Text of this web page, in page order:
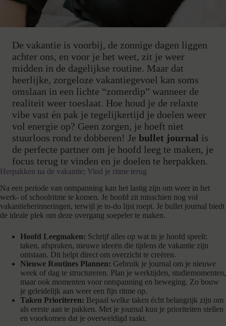
De vakantie is voorbij, de zonnige dagen liggen
achter ons, en voor je het weet, zit je weer
midden in de dagelijkse routine. Maar dat
heerlijke, zorgeloze vakantiegevoel kan soms
omslaan in een lichte “zomerdip” wanneer de
realiteit weer toeslaat. Hoe houd je de relaxte
vibe vast én pak je tegelijkertijd je doelen weer
vol energie op? Geen zorgen, je hoeft niet
stuurloos rond te dobberen! Je bullet journal is
de perfecte partner om je hoofd leeg te maken, je
focus terug te vinden en je doelen te herpakken.
Herpakken na de vakantie; Vind je ritme terug
Na een periode van ontspanning kan het lastig zijn om weer in het
werk- of schoolritme te komen. Je hoofd zit misschien nog vol
vakantieherinneringen, terwijl je to-do lijst roept. Je bullet journal biedt
de ideale plek om deze overgang soepeler te maken.
Hoofd Leegmaken: Schrijf alles op wat in je hoofd speelt:
taken, afspraken, nieuwe ideeën die tijdens de vakantie zijn
ontstaan. Dit helpt direct om overzicht te creëren.
Nieuwe Routines Plannen: Gebruik je journal om je nieuwe
week of dag te structureren. Plan je werktijden, studiemomenten,
maar ook momenten voor ontspanning en beweging. Zo bouw
je geleidelijk aan weer een fijn ritme op.
Taken Prioriteren: Bepaal welke taken écht belangrijk zijn om
als eerste aan te pakken. Met je journal kun je prioriteiten stellen
en voorkomen dat je overweldigd raakt.